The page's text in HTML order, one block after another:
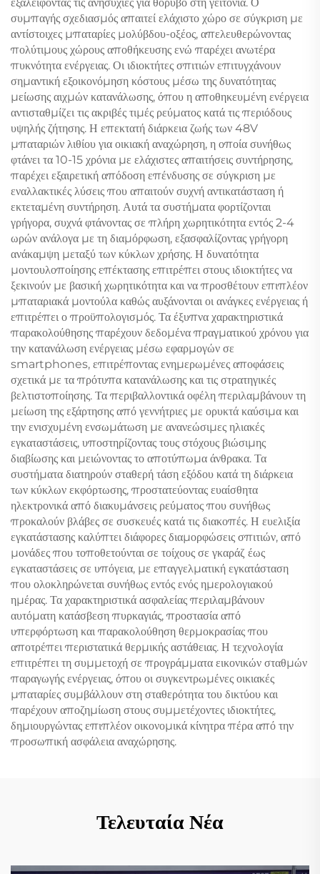
συμπαγής σχεδιασμός απαιτεί ελάχιστο χώρο σε σύγκριση με
αντίστοιχες μπαταρίες μολύβδου-οξέος, απελευθερώνοντας
πολύτιμους χώρους αποθήκευσης ενώ παρέχει ανωτέρα
πυκνότητα ενέργειας. Οι ιδιοκτήτες σπιτιών επιτυγχάνουν
σημαντική εξοικονόμηση κόστους μέσω της δυνατότητας
μείωσης αιχμών κατανάλωσης, όπου η αποθηκευμένη ενέργεια
αντισταθμίζει τις ακριβές τιμές ρεύματος κατά τις περιόδους
υψηλής ζήτησης. Η επεκτατή διάρκεια ζωής των 48V
μπαταριών λιθίου για οικιακή αναχώρηση, η οποία συνήθως
φτάνει τα 10-15 χρόνια με ελάχιστες απαιτήσεις συντήρησης,
παρέχει εξαιρετική απόδοση επένδυσης σε σύγκριση με
εναλλακτικές λύσεις που απαιτούν συχνή αντικατάσταση ή
εκτεταμένη συντήρηση. Αυτά τα συστήματα φορτίζονται
γρήγορα, συχνά φτάνοντας σε πλήρη χωρητικότητα εντός 2-4
ωρών ανάλογα με τη διαμόρφωση, εξασφαλίζοντας γρήγορη
ανάκαμψη μεταξύ των κύκλων χρήσης. Η δυνατότητα
μοντουλοποίησης επέκτασης επιτρέπει στους ιδιοκτήτες να
ξεκινούν με βασική χωρητικότητα και να προσθέτουν επιπλέον
μπαταριακά μοντούλα καθώς αυξάνονται οι ανάγκες ενέργειας ή
επιτρέπει ο προϋπολογισμός. Τα έξυπνα χαρακτηριστικά
παρακολούθησης παρέχουν δεδομένα πραγματικού χρόνου για
την κατανάλωση ενέργειας μέσω εφαρμογών σε
smartphones, επιτρέποντας ενημερωμένες αποφάσεις
σχετικά με τα πρότυπα κατανάλωσης και τις στρατηγικές
βελτιστοποίησης. Τα περιβαλλοντικά οφέλη περιλαμβάνουν τη
μείωση της εξάρτησης από γεννήτριες με ορυκτά καύσιμα και
την ενισχυμένη ενσωμάτωση με ανανεώσιμες ηλιακές
εγκαταστάσεις, υποστηρίζοντας τους στόχους βιώσιμης
διαβίωσης και μειώνοντας το αποτύπωμα άνθρακα. Τα
συστήματα διατηρούν σταθερή τάση εξόδου κατά τη διάρκεια
των κύκλων εκφόρτωσης, προστατεύοντας ευαίσθητα
ηλεκτρονικά από διακυμάνσεις ρεύματος που συνήθως
προκαλούν βλάβες σε συσκευές κατά τις διακοπές. Η ευελιξία
εγκατάστασης καλύπτει διάφορες διαμορφώσεις σπιτιών, από
μονάδες που τοποθετούνται σε τοίχους σε γκαράζ έως
εγκαταστάσεις σε υπόγεια, με επαγγελματική εγκατάσταση
που ολοκληρώνεται συνήθως εντός ενός ημερολογιακού
ημέρας. Τα χαρακτηριστικά ασφαλείας περιλαμβάνουν
αυτόματη κατάσβεση πυρκαγιάς, προστασία από
υπερφόρτωση και παρακολούθηση θερμοκρασίας που
αποτρέπει περιστατικά θερμικής αστάθειας. Η τεχνολογία
επιτρέπει τη συμμετοχή σε προγράμματα εικονικών σταθμών
παραγωγής ενέργειας, όπου οι συγκεντρωμένες οικιακές
μπαταρίες συμβάλλουν στη σταθερότητα του δικτύου και
παρέχουν αποζημίωση στους συμμετέχοντες ιδιοκτήτες,
δημιουργώντας επιπλέον οικονομικά κίνητρα πέρα ​​από την
προσωπική ασφάλεια αναχώρησης.
Τελευταία Νέα